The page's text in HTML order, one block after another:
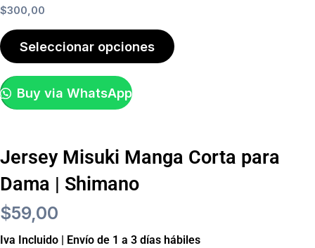
producto
$300,00
Seleccionar opciones
variantes.
elegir
en
Buy via WhatsApp
Jersey Misuki Manga Corta para
Dama | Shimano
$59,00
Iva Incluido | Envío de 1 a 3 días hábiles